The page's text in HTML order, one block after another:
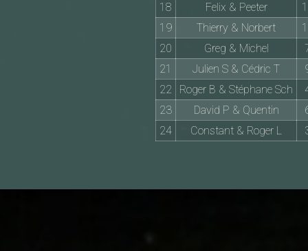
18
Felix & Peeter
19
Thierry & Norbert
20
Greg & Michel
21
Julien S & Cédric T
22
Roger B & Stéphane Sch
23
David P & Quentin
24
Constant & Roger L